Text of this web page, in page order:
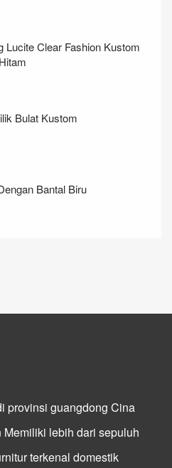
Lucite Clear Fashion Kustom
Bulat Kustom
Bantal Biru
provinsi guangdong Cina
lebih dari sepuluh
terkenal domestik